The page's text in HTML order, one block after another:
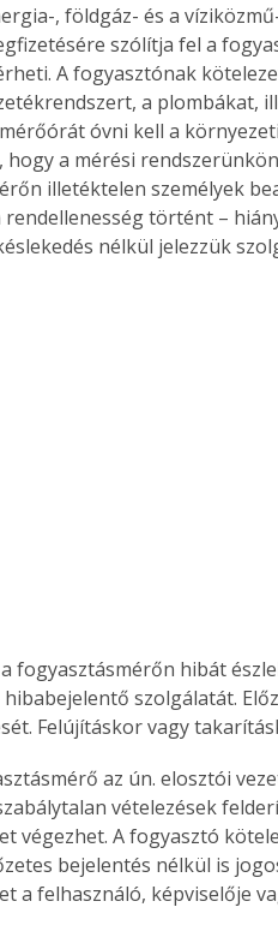
az
Old
új,
egyedi
Együtt jobban
Bővebb
Együtt jobban megéri!
párosítással
áron, 0 Ft
megrendelhetők!
, földgáz- és a
szólítja fel a
A fogyasztónak
a plombákat,
óvni kell a
hogy a mérési
illetéktelen személyek
rendellenesség történt –
nélkül jelezzük
fogyasztásmérőn hibát
szolgálatát.
Felújításkor vagy
az ún. elosztói
vételezések
végezhet. A fogyasztó
bejelentés nélkül is
a felhasználó, képviselője